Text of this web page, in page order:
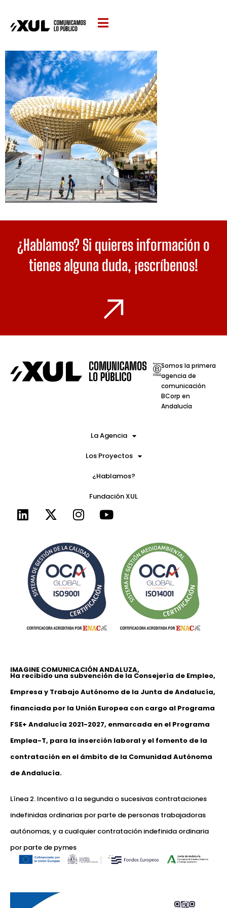
¿Hablamos? Si quieres información o
tienes alguna duda, ¡escríbenos!
Somos la primera
agencia de
comunicación
BCorp en
Andalucía
La Agencia
Los Proyectos
¿Hablamos?
Fundación XUL
IMAGINE COMUNICACIÓN ANDALUZA,
Ha recibido una subvención de la Consejería de Empleo,
Empresa y Trabajo Autónomo de la Junta de Andalucía,
financiada por la Unión Europea con cargo al Programa
FSE+ Andalucía 2021-2027, enmarcada en el Programa
Emplea-T, para la inserción laboral y el fomento de la
contratación en el ámbito de la Comunidad Autónoma
de Andalucía.
Línea 2. Incentivo a la segunda o sucesivas contrataciones
indefinidas ordinarias por parte de personas trabajadoras
autónomas, y a cualquier contratación indefinida ordinaria
por parte de pymes